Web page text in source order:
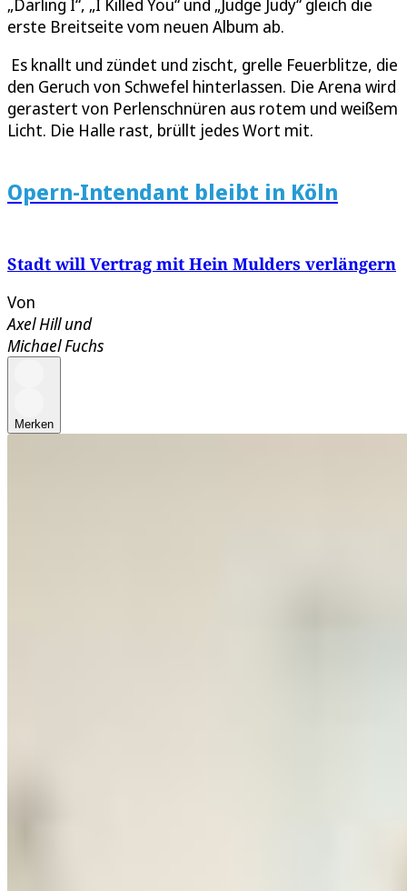
erste Breitseite vom neuen Album ab.
Es knallt und zündet und zischt, grelle Feuerblitze, die
den Geruch von Schwefel hinterlassen. Die Arena wird
gerastert von Perlenschnüren aus rotem und weißem
Licht. Die Halle rast, brüllt jedes Wort mit.
Opern-Intendant bleibt in Köln
Stadt will Vertrag mit Hein Mulders verlängern
Von
Axel Hillund
Michael Fuchs
Merken